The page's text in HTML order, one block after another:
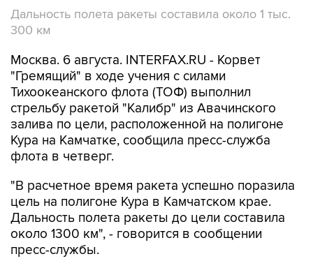
Дальность полета ракеты составила около 1 тыс.
300 км
Москва. 6 августа. INTERFAX.RU - Корвет
"Гремящий" в ходе учения с силами
Тихоокеанского флота (ТОФ) выполнил
стрельбу ракетой "Калибр" из Авачинского
залива по цели, расположенной на полигоне
Кура на Камчатке, сообщила пресс-служба
флота в четверг.
"В расчетное время ракета успешно поразила
цель на полигоне Кура в Камчатском крае.
Дальность полета ракеты до цели составила
около 1300 км", - говорится в сообщении
пресс-службы.